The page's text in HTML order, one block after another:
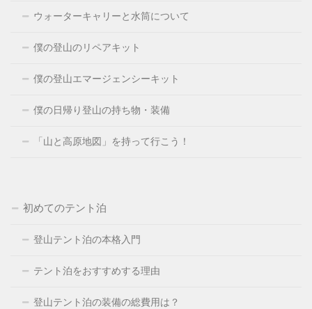
ウォーターキャリーと水筒について
僕の登山のリペアキット
僕の登山エマージェンシーキット
僕の日帰り登山の持ち物・装備
「山と高原地図」を持って行こう！
初めてのテント泊
登山テント泊の本格入門
テント泊をおすすめする理由
登山テント泊の装備の総費用は？